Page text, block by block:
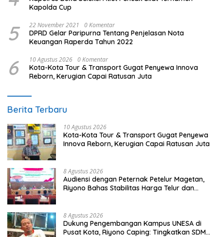
Kapolda Cup
5 22 November 2021 0 Komentar
DPRD Gelar Paripurna Tentang Penjelasan Nota
Keuangan Raperda Tahun 2022
6 10 Agustus 2026 0 Komentar
Kota-Kota Tour & Transport Gugat Penyewa Innova
Reborn, Kerugian Capai Ratusan Juta
Berita Terbaru
10 Agustus 2026
Kota-Kota Tour & Transport Gugat Penyewa
Innova Reborn, Kerugian Capai Ratusan Juta
8 Agustus 2026
Audiensi dengan Peternak Petelur Magetan,
Riyono Bahas Stabilitas Harga Telur dan
8 Agustus 2026
Dukung Pengembangan Kampus UNESA di
Pusat Kota, Riyono Caping: Tingkatkan SDM